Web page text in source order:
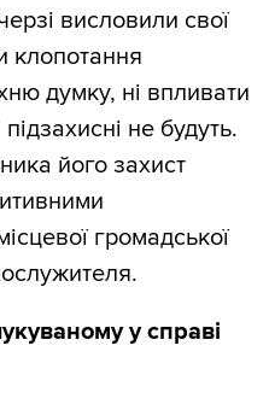
висловили свої
думку, ні впливати
підзахисні не будуть.
його захист
громадської
у справі